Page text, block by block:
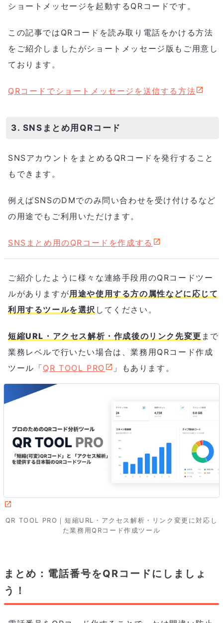
ショートメッセージを起動するQRコードです。
この記事ではQRコードを読み取り電話をかける方法
をご紹介しましたがショートメッセージ版もご用意し
ております。
QRコードでショートメッセージを送信する方法
3. SNSまとめ用QRコード
SNSアカウントをまとめるQRコードを発行すること
もできます。
例えばSNSのDMでのみ問い合わせを受け付けるなど
の用途でもご利用いただけます。
SNSまとめ用のQRコードを作成する
ご紹介したように様々な連絡手段用のQRコードツー
ルがありますが用途や使用する方の属性などに応じて
利用するツールを選択 してください。
短縮URL・アクセス解析・作成後のリンク先変更 まで
業務レベルで行いたい場合は、業務用QRコード作成
ツール「QR TOOL PRO 」もあります。
QR TOOL PRO｜短縮URL・アクセス解析・リンク変更に対応し
た業務用QRコード作成ツール
まとめ：電話番号をQRコードにしましょ
う！